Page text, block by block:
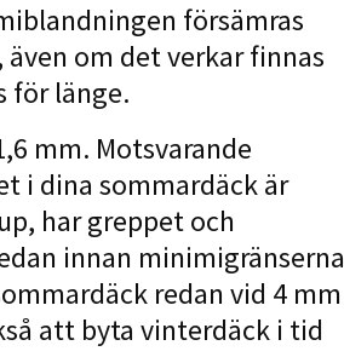
försämras
om det verkar finnas
för länge.
mm. Motsvarande
i dina sommardäck är
har greppet och
innan minimigränserna
redan vid 4 mm
att byta vinterdäck i tid